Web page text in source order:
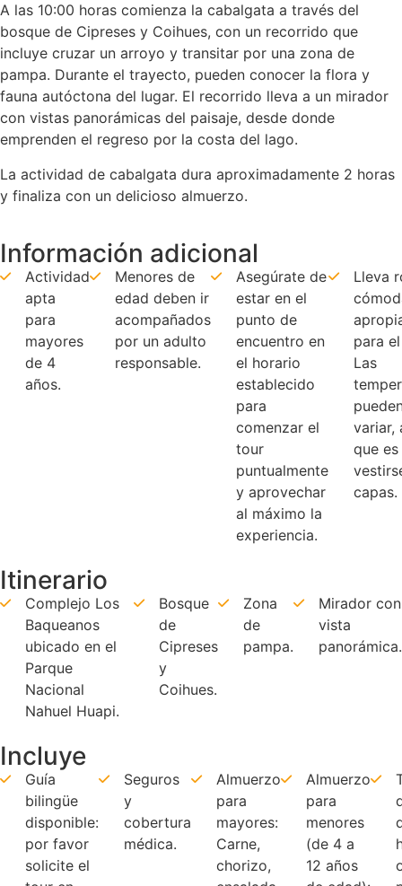
A las 10:00 horas comienza la cabalgata a través del
bosque de Cipreses y Coihues, con un recorrido que
incluye cruzar un arroyo y transitar por una zona de
pampa. Durante el trayecto, pueden conocer la flora y
fauna autóctona del lugar. El recorrido lleva a un mirador
con vistas panorámicas del paisaje, desde donde
emprenden el regreso por la costa del lago.
La actividad de cabalgata dura aproximadamente 2 horas
y finaliza con un delicioso almuerzo.
Información adicional
Actividad
apta
para
mayores
de 4
años.
Menores de
edad deben ir
acompañados
por un adulto
responsable.
Asegúrate de
estar en el
punto de
encuentro en
el horario
establecido
para
comenzar el
tour
puntualmente
y aprovechar
al máximo la
experiencia.
Lleva
para
Las
variar,
que
capas.
Itinerario
Complejo Los
Baqueanos
ubicado en el
Parque
Nacional
Nahuel Huapi.
Bosque
de
Cipreses
y
Coihues.
Zona
de
pampa.
Mirador con
vista
panorámica.
Incluye
Guía
bilingüe
disponible:
por favor
solicite el
Seguros
y
cobertura
médica.
Almuerzo
para
mayores:
Carne,
chorizo,
Almuerzo
para
menores
(de 4 a
12 años